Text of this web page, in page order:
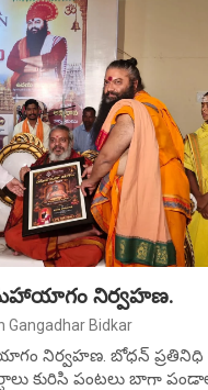
నిర్వహణ.
Gangadhar Bidkar
నిర్వహణ. బోధన్ ప్రతినిధి
కురిసి పంటలు బాగా